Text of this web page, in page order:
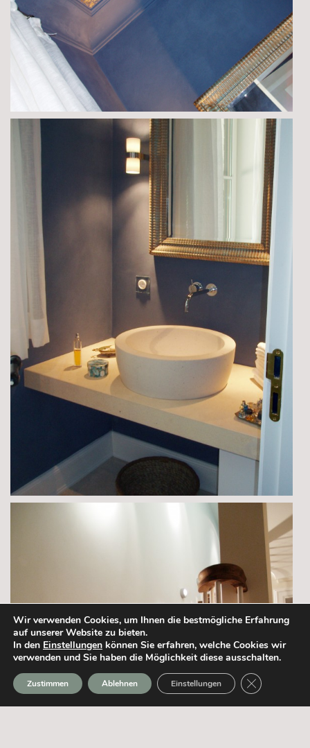
Wir verwenden Cookies, um Ihnen die bestmögliche Erfahrung
auf unserer Website zu bieten.
In den Einstellungen können Sie erfahren, welche Cookies wir
verwenden und Sie haben die Möglichkeit diese ausschalten.
Zustimmen Ablehnen Einstellungen GDPR